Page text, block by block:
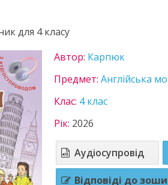
для 4 класу
Автор: Карпюк
Предмет: Англійська
Клас: 4 клас
Рік: 2026
Аудіосупровід
Відповіді до